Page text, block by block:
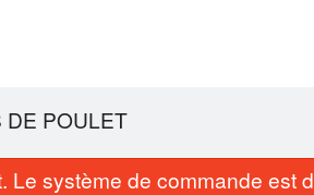
DE POULET
Le système de commande est